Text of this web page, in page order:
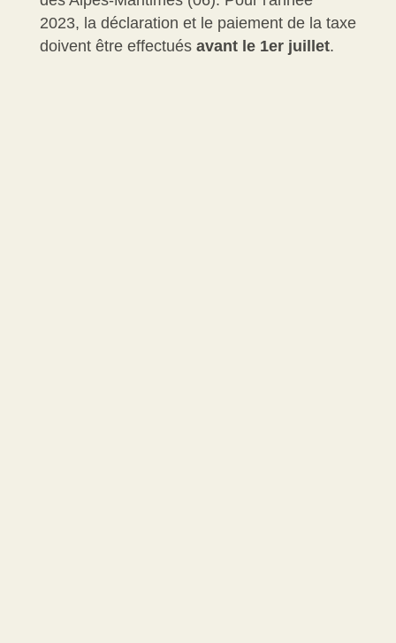
2023, la déclaration et le paiement de la taxe
doivent être effectués avant le 1er juillet.